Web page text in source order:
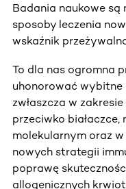
Badania naukowe są
sposoby leczenia
wskaźnik
To dla nas ogromna
uhonorować wybitne
zwłaszcza w
przeciwko
molekularnym oraz
nowych strategii
poprawę
allogenicznych